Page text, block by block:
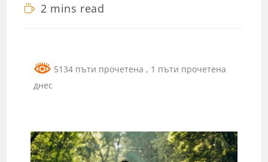
2 mins read
5134 пъти прочетена , 1 пъти прочетена
днес